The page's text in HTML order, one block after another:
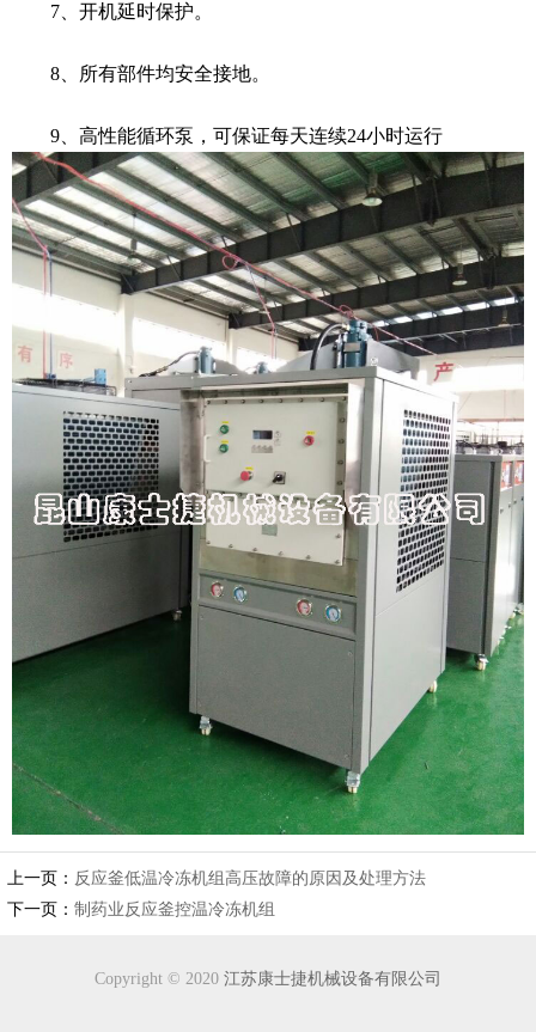
7、开机延时保护。
8、所有部件均安全接地。
9、高性能循环泵，可保证每天连续24小时运行
上一页： 反应釜低温冷冻机组高压故障的原因及处理方法
下一页：制药业反应釜控温冷冻机组
Copyright © 2020 江苏康士捷机械设备有限公司